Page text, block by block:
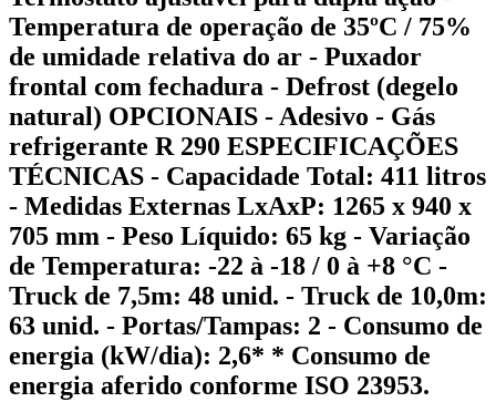
Temperatura de operação de 35ºC / 75%
de umidade relativa do ar - Puxador
frontal com fechadura - Defrost (degelo
natural) OPCIONAIS - Adesivo - Gás
refrigerante R 290 ESPECIFICAÇÕES
TÉCNICAS - Capacidade Total: 411 litros
- Medidas Externas LxAxP: 1265 x 940 x
705 mm - Peso Líquido: 65 kg - Variação
de Temperatura: -22 à -18 / 0 à +8 °C -
Truck de 7,5m: 48 unid. - Truck de 10,0m:
63 unid. - Portas/Tampas: 2 - Consumo de
energia (kW/dia): 2,6* * Consumo de
energia aferido conforme ISO 23953.